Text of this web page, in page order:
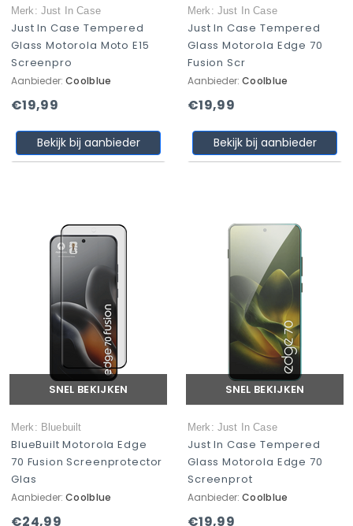
Merk: Just In Case
Just In Case Tempered
Glass Motorola Moto E15
Screenpro
Aanbieder: Coolblue
€19,99
Bekijk bij aanbieder
Merk: Just In Case
Just In Case Tempered
Glass Motorola Edge 70
Fusion Scr
Aanbieder: Coolblue
€19,99
Bekijk bij aanbieder
SNEL BEKIJKEN
Merk: Bluebuilt
BlueBuilt Motorola Edge
70 Fusion Screenprotector
Glas
Aanbieder: Coolblue
€24,99
SNEL BEKIJKEN
Merk: Just In Case
Just In Case Tempered
Glass Motorola Edge 70
Screenprot
Aanbieder: Coolblue
€19,99